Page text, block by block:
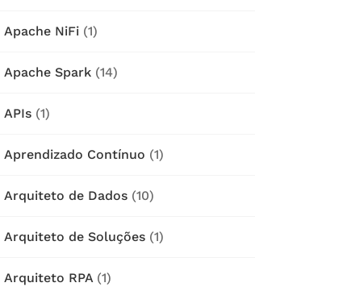
Apache NiFi (1)
Apache Spark (14)
APIs (1)
Aprendizado Contínuo (1)
Arquiteto de Dados (10)
Arquiteto de Soluções (1)
Arquiteto RPA(1)